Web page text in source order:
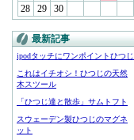
28
29 30
最新記事
ipodタッチにワンポイントひつじ
これはイチオシ！ひつじの天然
木スツール
「ひつじ達と散歩」サムトフト
スウェーデン製ひつじのマグネ
ット